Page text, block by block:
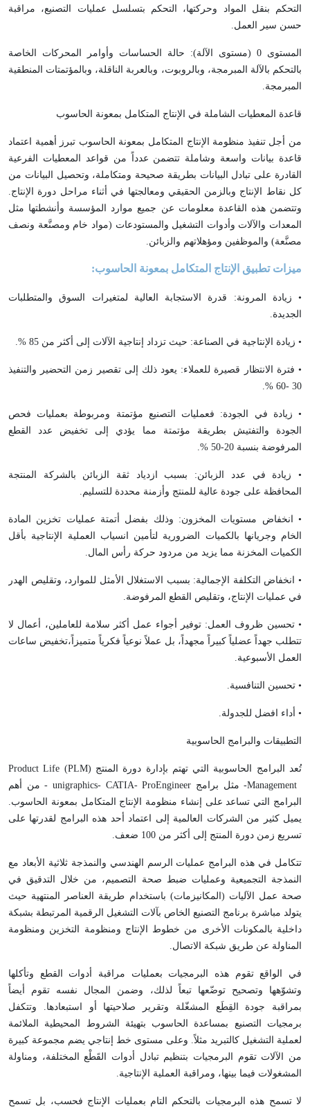
التحكم بنقل المواد وحركتها، التحكم بتسلسل عمليات التصنيع، مراقبة
حسن سير العمل.
المستوى 0 (مستوى الآلة): حالة الحساسات وأوامر المحركات الخاصة
بالتحكم بالآلة المبرمجة، وبالروبوت، وبالعربة الناقلة، وبالمؤتمتات المنطقية
المبرمجة.
قاعدة المعطيات الشاملة في الإنتاج المتكامل بمعونة الحاسوب
من أجل تنفيذ منظومة الإنتاج المتكامل بمعونة الحاسوب تبرز أهمية اعتماد
قاعدة بيانات واسعة وشاملة تتضمن عدداً من قواعد المعطيات الفرعية
القادرة على تبادل البيانات بطريقة صحيحة ومتكاملة، وتحصيل البيانات من
كل نقاط الإنتاج وبالزمن الحقيقي ومعالجتها في أثناء مراحل دورة الإنتاج.
وتتضمن هذه القاعدة معلومات عن جميع موارد المؤسسة وأنشطتها مثل
المعدات والآلات وأدوات التشغيل والمستودعات (مواد خام ومصنَّعة ونصف
مصنَّعة) والموظفين ومؤهلاتهم والزبائن.
ميزات تطبيق الإنتاج المتكامل بمعونة الحاسوب:
• زيادة المرونة: قدرة الاستجابة العالية لمتغيرات السوق والمتطلبات
الجديدة.
• زيادة الإنتاجية في الصناعة: حيث تزداد إنتاجية الآلات إلى أكثر من 85 %.
• فترة الانتظار قصيرة للعملاء: يعود ذلك إلى تقصير زمن التحضير والتنفيذ
30 -60 %.
• زيادة في الجودة: فعمليات التصنيع مؤتمتة ومربوطة بعمليات فحص
الجودة والتفتيش بطريقة مؤتمتة مما يؤدي إلى تخفيض عدد القطع
المرفوضة بنسبة 20-50 %.
• زيادة في عدد الزبائن: بسبب ازدياد ثقة الزبائن بالشركة المنتجة
المحافظة على جودة عالية للمنتج وأزمنة محددة للتسليم.
• انخفاض مستويات المخزون: وذلك بفضل أتمتة عمليات تخزين المادة
الخام وجريانها بالكميات الضرورية لتأمين انسياب العملية الإنتاجية بأقل
الكميات المخزنة مما يزيد من مردود حركة رأس المال.
• انخفاض التكلفة الإجمالية: بسبب الاستغلال الأمثل للموارد، وتقليص الهدر
في عمليات الإنتاج، وتقليص القطع المرفوضة.
• تحسين ظروف العمل: توفير أجواء عمل أكثر سلامة للعاملين، أعمال لا
تتطلب جهداً عضلياً كبيراً مجهداً، بل عملاً نوعياً فكرياً متميزاً،تخفيض ساعات
العمل الأسبوعية.
• تحسين التنافسية.
• أداء افضل للجدولة.
التطبيقات والبرامج الحاسوبية
تُعد البرامج الحاسوبية التي تهتم بإدارة دورة المنتج (PLM
)
Product Life
Management- مثل برامج unigraphics- CATIA- ProEngineer - من أهم
البرامج التي تساعد على إنشاء منظومة الإنتاج المتكامل بمعونة الحاسوب.
يميل كثير من الشركات العالمية إلى اعتماد أحد هذه البرامج لقدرتها على
تسريع زمن دورة المنتج إلى أكثر من 100 ضعف.
تتكامل في هذه البرامج عمليات الرسم الهندسي والنمذجة ثلاثية الأبعاد مع
النمذجة التجميعية وعمليات ضبط صحة التصميم، من خلال التدقيق في
صحة عمل الآليات (المكانيزمات) باستخدام طريقة العناصر المنتهية حيث
يتولد مباشرة برنامج التصنيع الخاص بآلات التشغيل الرقمية المرتبطة بشبكة
داخلية بالمكونات الأخرى من خطوط الإنتاج ومنظومة التخزين ومنظومة
المناولة عن طريق شبكة الاتصال.
في الواقع تقوم هذه البرمجيات بعمليات مراقبة أدوات القطع وتأكلها
وتشوّهها وتصحيح توضّعها تبعاً لذلك، وضمن المجال نفسه تقوم أيضاً
بمراقبة جودة القِطَع المشغّلة وتقرير صلاحيتها أو استبعادها. وتتكفل
برمجيات التصنيع بمساعدة الحاسوب بتهيئة الشروط المحيطية الملائمة
لعملية التشغيل كالتبريد مثلاً. وعلى مستوى خط إنتاجي يضم مجموعة كبيرة
من الآلات تقوم البرمجيات بتنظيم تبادل أدوات القَطْع المختلفة، ومناولة
المشغولات فيما بينها، ومراقبة العملية الإنتاجية.
لا تسمح هذه البرمجيات بالتحكم التام بعمليات الإنتاج فحسب، بل تسمح